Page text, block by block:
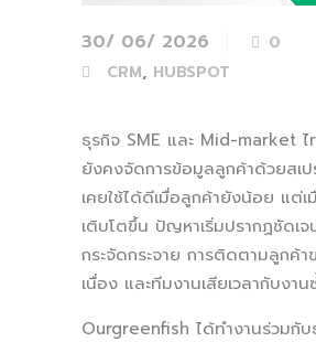
30/ 06/ 2026
0
CRM, HUBSPOT
ธุรกิจ SME และ Mid-market
ยังคงจัดการข้อมูลลูกค้าด้วยสเ
เคยใช้ได้ดีเมื่อลูกค้ายังน้อย แต่เ
เติบโตขึ้น ปัญหาเริ่มปรากฏชัดเ
กระจัดกระจาย การติดตามลูกค้
เนื่อง และทีมงานเสียเวลากับงา
Ourgreenfish ได้ทำงานร่วมกับ